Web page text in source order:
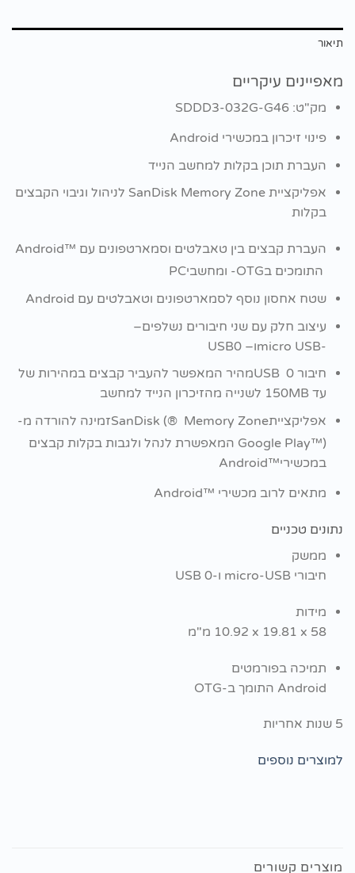
תיאור
מאפיינים עיקריים
מק"ט: SDDD3-032G-G46
פינוי זיכרון במכשירי Android
העברת תוכן בקלות למחשב הנייד
אפליקצייתSanDisk Memory Zone לניהול וגיבוי הקבצים
בקלות
העברת קבצים בין טאבלטים וסמארטפונים עם ‏ Android™‎
התומכים ב-OTG ומחשביPC
שטח אחסון נוסף לסמארטפונים וטאבלטים עם Android
עיצוב חלק עם שני חיבורים נשלפים–
USB-
microו–
0
USB
חיבור 0 ‏
USBמהיר המאפשר להעביר קבצים במהירות של
עד 150MB ‏לשנייה מהזיכרון הנייד למחשב
אפליקצייתMemory Zone
®
SanDisk (זמינה להורדה מ-
Google Play™‎) המאפשרת לנהל ולגבות בקלות קבצים
במכשיריAndroid™‎
מתאים לרוב מכשירי Android™ ‎
נתונים טכניים
ממשק
חיבורי USB‏-micro ו-0 ‏USB
מידות
58‏ x ‏19.81‏ x ‏10.92 מ"מ
תמיכה בפורמטים
Android התומך ב-OTG
5 שנות אחריות
למוצרים נוספים
מוצרים קשורים